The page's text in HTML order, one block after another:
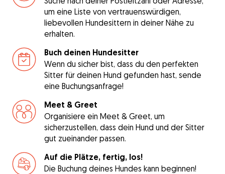
um eine Liste von vertrauenswürdigen,
liebevollen Hundesittern in deiner Nähe zu
erhalten.
Buch deinen Hundesitter
Wenn du sicher bist, dass du den perfekten
Sitter für deinen Hund gefunden hast, sende
eine Buchungsanfrage!
Meet & Greet
Organisiere ein Meet & Greet, um
sicherzustellen, dass dein Hund und der Sitter
gut zueinander passen.
Auf die Plätze, fertig, los!
Die Buchung deines Hundes kann beginnen!